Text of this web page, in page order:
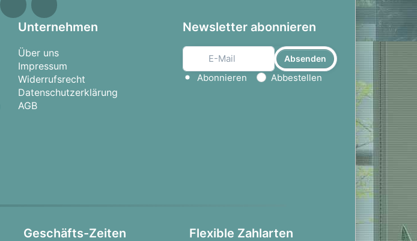
Unternehmen
Über uns
Impressum
Widerrufsrecht
Datenschutzerklärung
AGB
Newsletter abonnieren
Absenden
Aktion wählen
Abonnieren Abbestellen
Geschäfts-Zeiten Flexible Zahlarten